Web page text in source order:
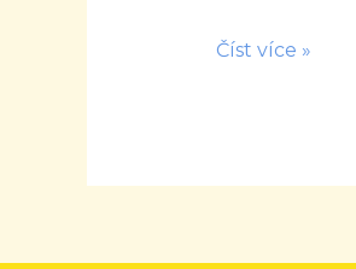
Empowering
Číst více »